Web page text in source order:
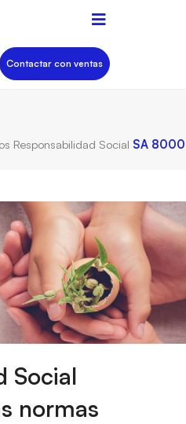
Contactar con ventas
Responsabilidad Social SA 8000
Social
normas